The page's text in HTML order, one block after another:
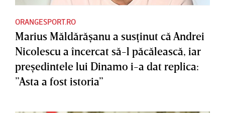
ORANGESPORT.RO
Marius Măldărăşanu a susţinut că Andrei
Nicolescu a încercat să-l păcălească, iar
preşedintele lui Dinamo i-a dat replica:
”Asta a fost istoria”